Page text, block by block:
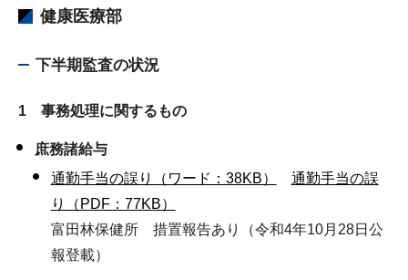
健康医療部
下半期監査の状況
1 事務処理に関するもの
庶務諸給与
通勤手当の誤り（ワード：38KB）
通勤手当の誤
り（PDF：77KB）
富田林保健所 措置報告あり（令和4年10月28日公
報登載）